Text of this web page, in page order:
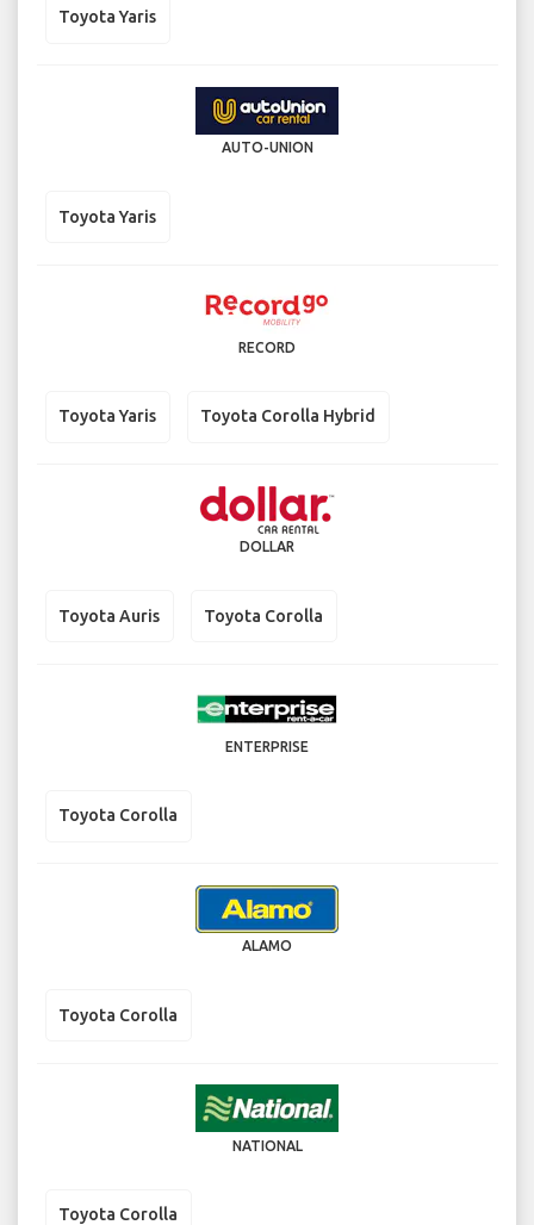
Toyota Yaris
AUTO-UNION
Toyota Yaris
RECORD
Toyota Yaris Toyota Corolla Hybrid
DOLLAR
Toyota Auris Toyota Corolla
ENTERPRISE
Toyota Corolla
ALAMO
Toyota Corolla
NATIONAL
Toyota Corolla